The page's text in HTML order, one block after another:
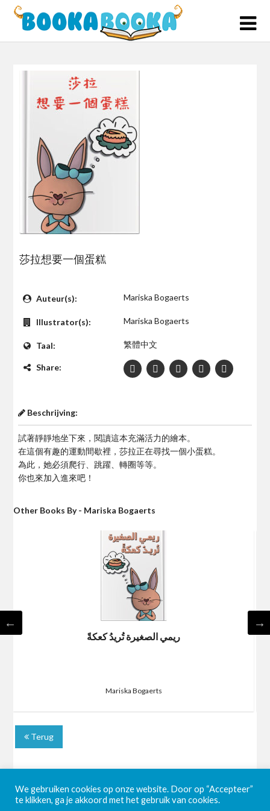
Skip
莎拉想要一個蛋糕
Auteur(s): Mariska Bogaerts
Illustrator(s): Mariska Bogaerts
Taal: 繁體中文
Share:
Beschrijving:
試著靜靜地坐下來，閱讀這本充滿活力的繪本。
在這個有趣的運動間歇裡，莎拉正在尋找一個小蛋糕。
為此，她必須爬行、跳躍、轉圈等等。
你也來加入進來吧！
Other Books By - Mariska Bogaerts
ريمي الصغيرة تُريدُ كعكةً
Mariska Bogaerts
Terug
We gebruiken cookies op onze website. Door op “Accepteer”
te klikken, ga je akkoord met het gebruik van cookies.